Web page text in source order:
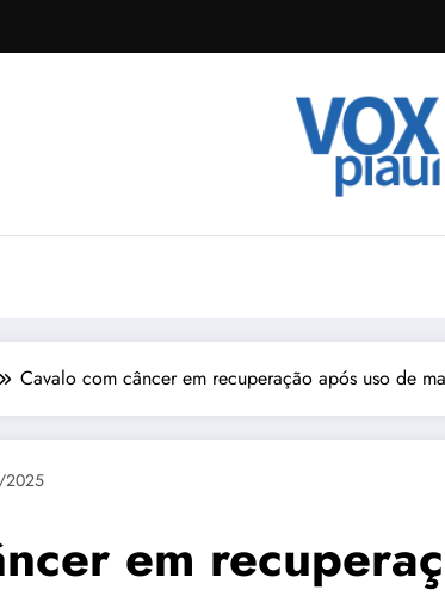
Cavalo com câncer em recuperação após uso de
em